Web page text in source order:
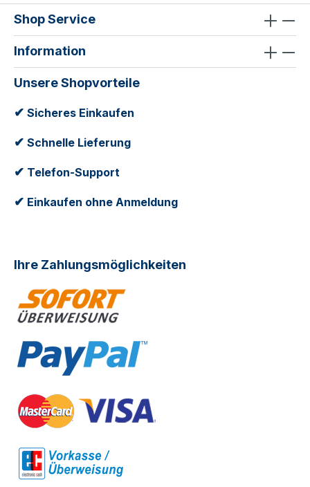
Shop Service
Information
Unsere Shopvorteile
✔ Sicheres Einkaufen
✔ Schnelle Lieferung
✔ Telefon-Support
✔ Einkaufen ohne Anmeldung
Ihre Zahlungsmöglichkeiten